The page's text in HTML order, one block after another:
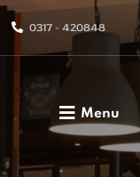
0317 - 420848
Menu